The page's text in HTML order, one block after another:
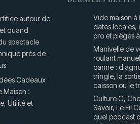
autour de
quand
spectacle
près de
Cadeaux
Maison :
Utilité et
Vide maison à
dates locales,
pro et pièges
Manivelle de
roulant
panne :
tringle, la
caisson ou le
Culture G,
Savoir, Le Fil
quel podcast